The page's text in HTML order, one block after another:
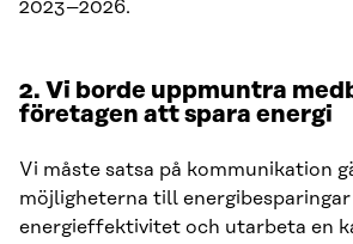
2023–2026.
2. Vi borde uppmuntra
företagen att spara energi
Vi måste satsa på kommunikation
möjligheterna till
energieffektivitet och utarbeta en